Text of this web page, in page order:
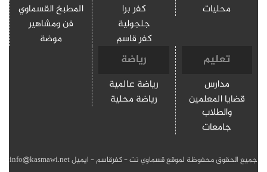
محليات
كفر برا
جلجولية
كفر قاسم
المطبخ القسماوي
فن ومشاهير
موضة
تعليم
مدارس
قضايا المعلمين
والطلاب
جامعات
رياضة
رياضة عالمية
رياضة محلية
جميع الحقوق محفوظة لموقع قسماوي نت - كفرقاسم - ايميل info@kasmawi.net